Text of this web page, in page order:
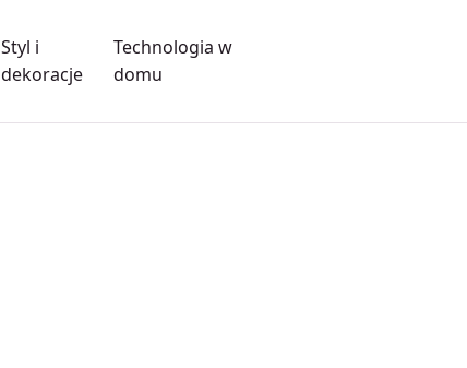
Styl i
dekoracje
Technologia w
domu